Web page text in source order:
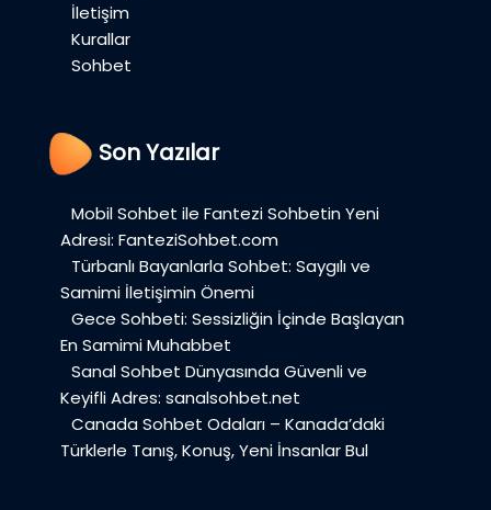
İletişim
Kurallar
Sohbet
Son Yazılar
Mobil Sohbet ile Fantezi Sohbetin Yeni
Adresi: FanteziSohbet.com
Türbanlı Bayanlarla Sohbet: Saygılı ve
Samimi İletişimin Önemi
Gece Sohbeti: Sessizliğin İçinde Başlayan
En Samimi Muhabbet
Sanal Sohbet Dünyasında Güvenli ve
Keyifli Adres: sanalsohbet.net
Canada Sohbet Odaları – Kanada’daki
Türklerle Tanış, Konuş, Yeni İnsanlar Bul